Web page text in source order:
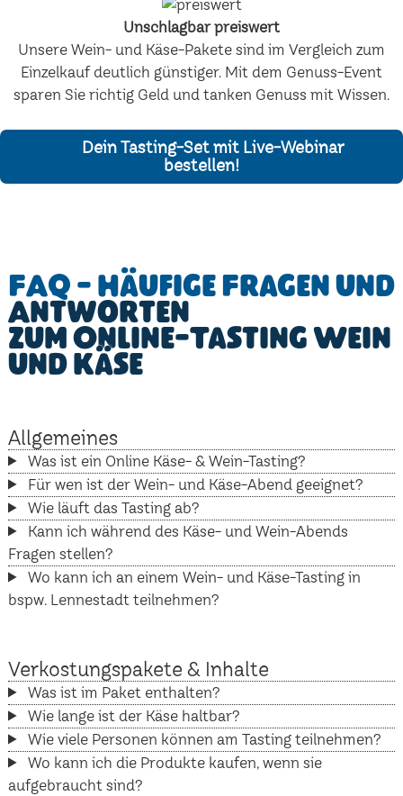
Unschlagbar preiswert
Unsere Wein- und Käse-Pakete sind im Vergleich zum
Einzelkauf deutlich günstiger. Mit dem Genuss-Event
sparen Sie richtig Geld und tanken Genuss mit Wissen.
Dein Tasting-Set mit Live-Webinar
bestellen!
FAQ - Häufige Fragen und
Antworten
zum Online-Tasting Wein
und Käse
Allgemeines
Was ist ein Online Käse- & Wein-Tasting?
Für wen ist der Wein- und Käse-Abend geeignet?
Wie läuft das Tasting ab?
Kann ich während des Käse- und Wein-Abends
Fragen stellen?
Wo kann ich an einem Wein- und Käse-Tasting in
bspw. Lennestadt teilnehmen?
Verkostungspakete & Inhalte
Was ist im Paket enthalten?
Wie lange ist der Käse haltbar?
Wie viele Personen können am Tasting teilnehmen?
Wo kann ich die Produkte kaufen, wenn sie
aufgebraucht sind?